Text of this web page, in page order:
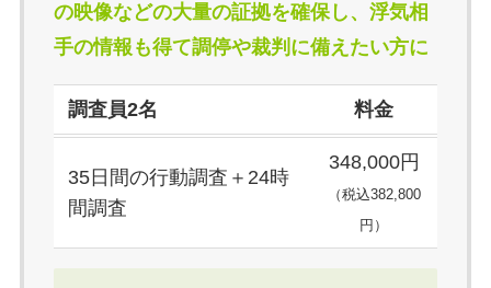
の映像などの大量の証拠を確保し、浮気相
手の情報も得て調停や裁判に備えたい方に
調査員2名 料金
35日間の行動調査＋24時
間調査
348,000円
（税込382,800
円）